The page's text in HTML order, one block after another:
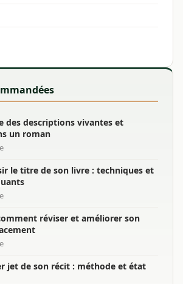
des descriptions vivantes et
un roman
le titre de son livre : techniques et
réviser et améliorer son
jet de son récit : méthode et état